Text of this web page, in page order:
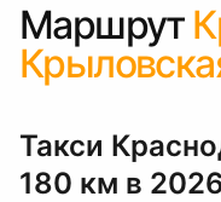
Маршрут
Такси
180 км в